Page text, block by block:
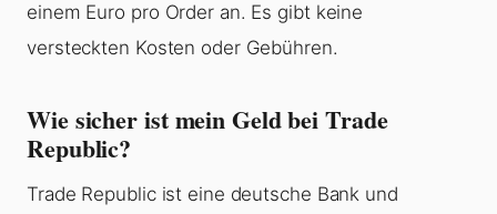
einem Euro pro Order an. Es gibt keine
versteckten Kosten oder Gebühren.
Wie sicher ist mein Geld bei Trade
Republic?
Trade Republic ist eine deutsche Bank und